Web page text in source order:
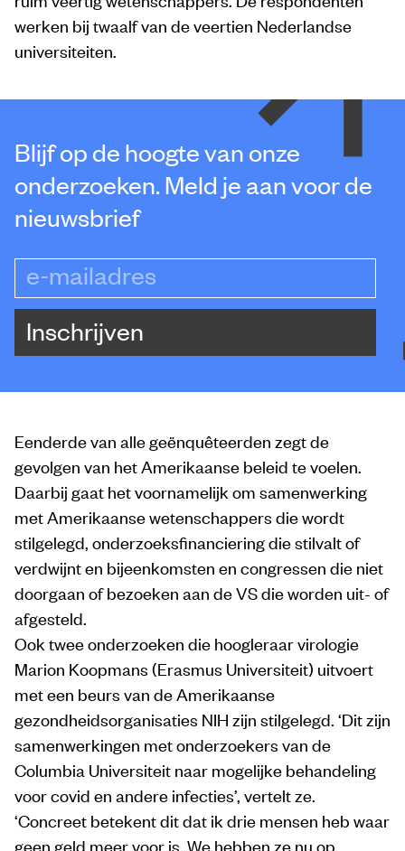
werken bij twaalf van de veertien Nederlandse
universiteiten.
Blijf op de hoogte van onze
onderzoeken. Meld je aan voor de
nieuwsbrief
e-mailadres
Inschrijven
Eenderde van alle geënquêteerden zegt de
gevolgen van het Amerikaanse beleid te voelen.
Daarbij gaat het voornamelijk om samenwerking
met Amerikaanse wetenschappers die wordt
stilgelegd, onderzoeksfinanciering die stilvalt of
verdwijnt en bijeenkomsten en congressen die niet
doorgaan of bezoeken aan de VS die worden uit- of
afgesteld.
Ook twee onderzoeken die hoogleraar virologie
Marion Koopmans (Erasmus Universiteit) uitvoert
met een beurs van de Amerikaanse
gezondheidsorganisaties NIH zijn stilgelegd. ‘Dit zijn
samenwerkingen met onderzoekers van de
Columbia Universiteit naar mogelijke behandeling
voor covid en andere infecties’, vertelt ze.
‘Concreet betekent dit dat ik drie mensen heb waar
geen geld meer voor is. We hebben ze nu op